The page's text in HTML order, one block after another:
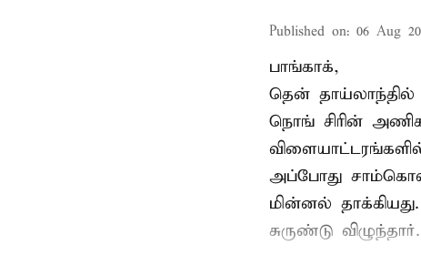
Published on: 06 Aug
பாங்காக்,
தென்
நொங் சிரின்
அப்போது
மின்னல்
சுருண்டு